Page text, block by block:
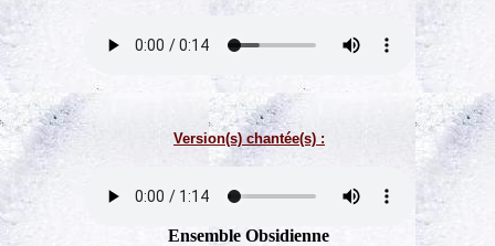
Version(s) chantée(s) :
Ensemble Obsidienne